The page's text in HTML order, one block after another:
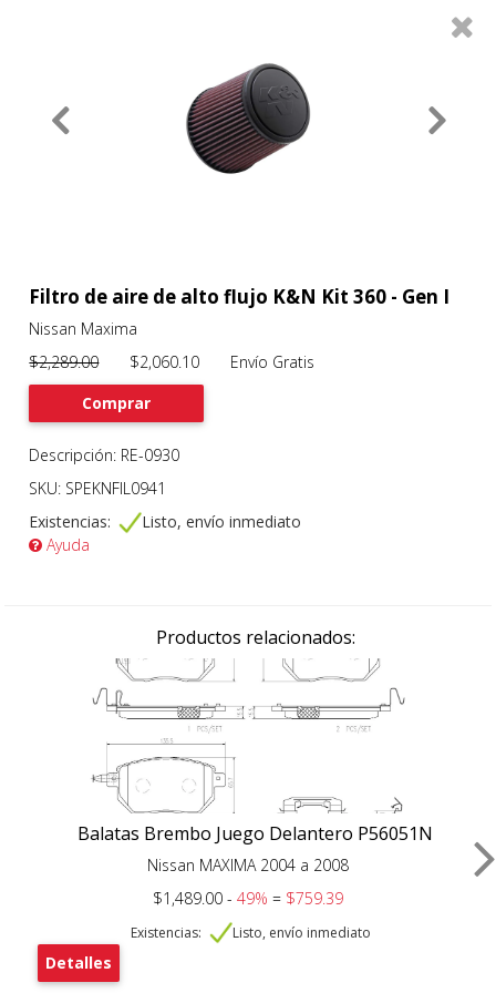
0
Previous
Filtro de aire de alto flujo K&N Kit 360 - Gen I
Nissan Maxima
$2,289.00$2,060.10 Envío Gratis
Comprar
Descripción: RE-0930
SKU: SPEKNFIL0941
Existencias:
Listo, envío inmediato
Ayuda
Productos relacionados:
Balatas Brembo Juego Delantero P56051N
Nissan MAXIMA 2004 a 2008
$1,489.00 - 49% = $759.39
Existencias: Listo, envío inmediato
Detalles